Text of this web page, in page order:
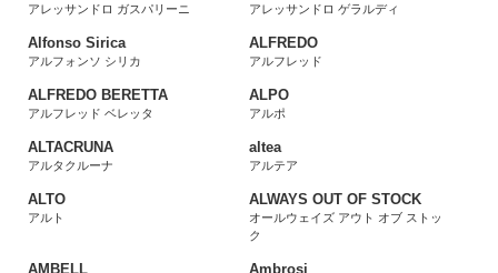
アレッサンドロ ガスパリーニ アレッサンドロ ゲラルディ
Alfonso Sirica
アルフォンソ シリカ
ALFREDO
アルフレッド
ALFREDO BERETTA
アルフレッド ベレッタ
ALPO
アルポ
ALTACRUNA
アルタクルーナ
altea
アルテア
ALTO
アルト
ALWAYS OUT OF STOCK
オールウェイズ アウト オブ ストッ
ク
AMBELL Ambrosi